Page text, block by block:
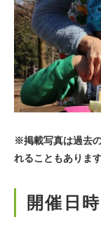
※掲載写真は過去
れることもありま
開催日